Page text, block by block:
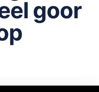
goor